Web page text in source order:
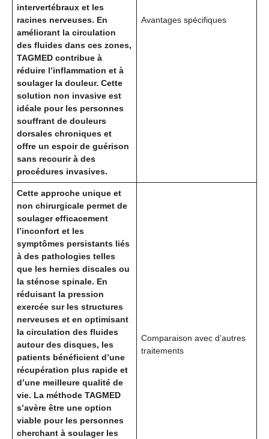
intervertébraux et les
racines nerveuses. En
améliorant la circulation
des fluides dans ces zones,
TAGMED contribue à
réduire l’inflammation et à
soulager la douleur. Cette
solution non invasive est
idéale pour les personnes
souffrant de douleurs
dorsales chroniques et
offre un espoir de guérison
sans recourir à des
procédures invasives.
Avantages spécifiques
Cette approche unique et
non chirurgicale permet de
soulager efficacement
l’inconfort et les
symptômes persistants liés
à des pathologies telles
que les hernies discales ou
la sténose spinale. En
réduisant la pression
exercée sur les structures
nerveuses et en optimisant
la circulation des fluides
autour des disques, les
patients bénéficient d’une
récupération plus rapide et
d’une meilleure qualité de
vie. La méthode TAGMED
s’avère être une option
viable pour les personnes
cherchant à soulager les
Comparaison avec d’autres
traitements